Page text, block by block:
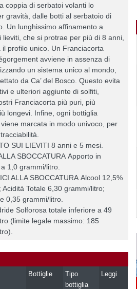
coppia di serbatoi volanti lo
gravità, dalle botti al serbatoio di
Un lunghissimo affinamento a
lieviti, che si protrae per più di 8 anni,
il profilo unico. Un Franciacorta
avviene in assenza di
un sistema unico al mondo,
da Ca’ del Bosco. Questo evita
e ulteriori aggiunte di solfiti,
Franciacorta più puri, più
longevi. Infine, ogni bottiglia
marcata in modo univoco, per
SUI LIEVITI 8 anni e 5 mesi.
SBOCCATURA Apporto in
1,0 grammi/litro.
ALLA SBOCCATURA Alcool 12,5%
Acidità Totale 6,30 grammi/litro;
0,35 grammi/litro.
Solforosa totale inferiore a 49
(limite legale massimo: 185
Bottiglie
Tipo
bottiglia
Leggi